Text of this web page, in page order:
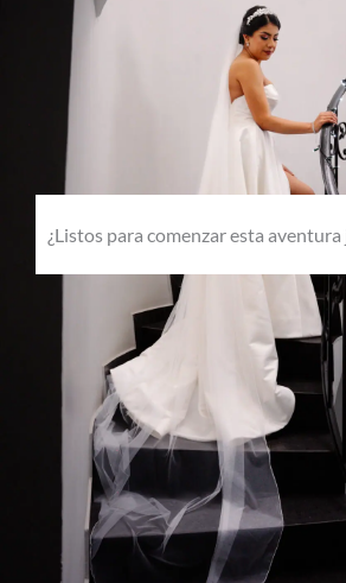
¿Listos para comenzar esta